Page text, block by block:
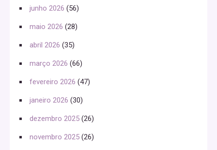
junho 2026 (56)
maio 2026 (28)
abril 2026 (35)
março 2026 (66)
fevereiro 2026 (47)
janeiro 2026 (30)
dezembro 2025 (26)
novembro 2025 (26)